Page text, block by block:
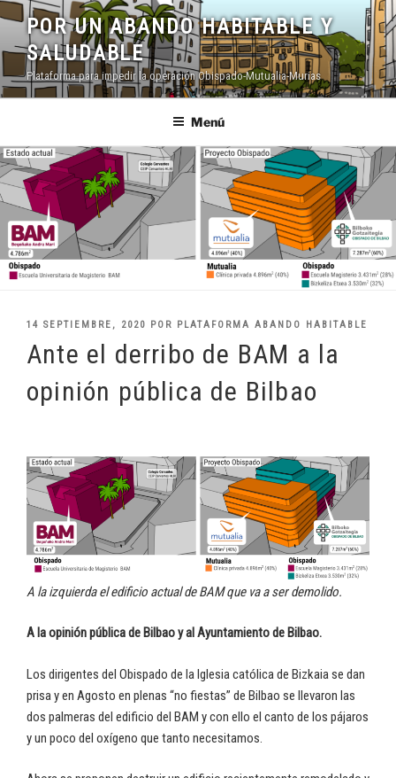
Saltar
contenido
POR UN ABANDO HABITABLE Y
SALUDABLE
Plataforma para impedir la operación Obispado-Mutualia-Murias
Menú
PUBLICADO
14 SEPTIEMBRE, 2020 POR PLATAFORMA ABANDO HABITABLE
Ante el derribo de BAM a la
opinión pública de Bilbao
A la izquierda el edificio actual de BAM que va a ser demolido.
A la opinión pública de Bilbao y al Ayuntamiento de Bilbao.
Los dirigentes del Obispado de la Iglesia católica de Bizkaia se dan
prisa y en Agosto en plenas “no fiestas” de Bilbao se llevaron las
dos palmeras del edificio del BAM y con ello el canto de los pájaros
y un poco del oxígeno que tanto necesitamos.